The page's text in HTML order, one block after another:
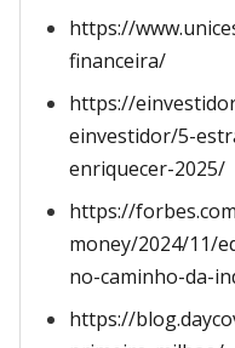
https://
financeira/
https://
einvestidor/5-
enriquecer-2025/
https://
money/2024/11/
no-caminho-da-
https://